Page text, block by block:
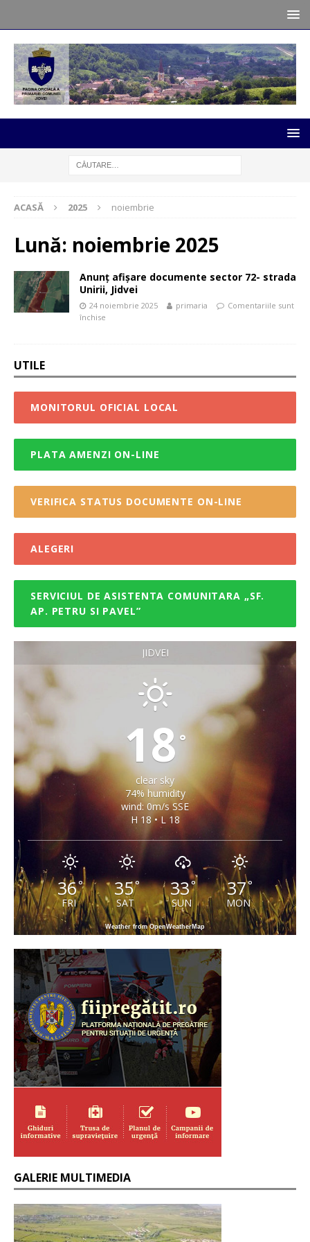
ACASĂ 2025 noiembrie
Lună: noiembrie 2025
Anunț afișare documente sector 72- strada
Unirii, Jidvei
24 noiembrie 2025 primaria
Comentariile sunt
închise
UTILE
MONITORUL OFICIAL LOCAL
PLATA AMENZI ON-LINE
VERIFICA STATUS DOCUMENTE ON-LINE
ALEGERI
SERVICIUL DE ASISTENTA COMUNITARA „SF.
AP. PETRU SI PAVEL”
JIDVEI
18 °
clear sky
74% humidity
wind: 0m/s SSE
H 18 • L 18
36°
FRI
35°
SAT
33°
SUN
37°
MON
Weather from OpenWeatherMap
GALERIE MULTIMEDIA